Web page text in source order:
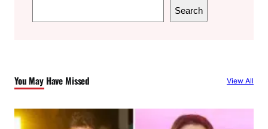
e
h
Search
You May Have Missed View All